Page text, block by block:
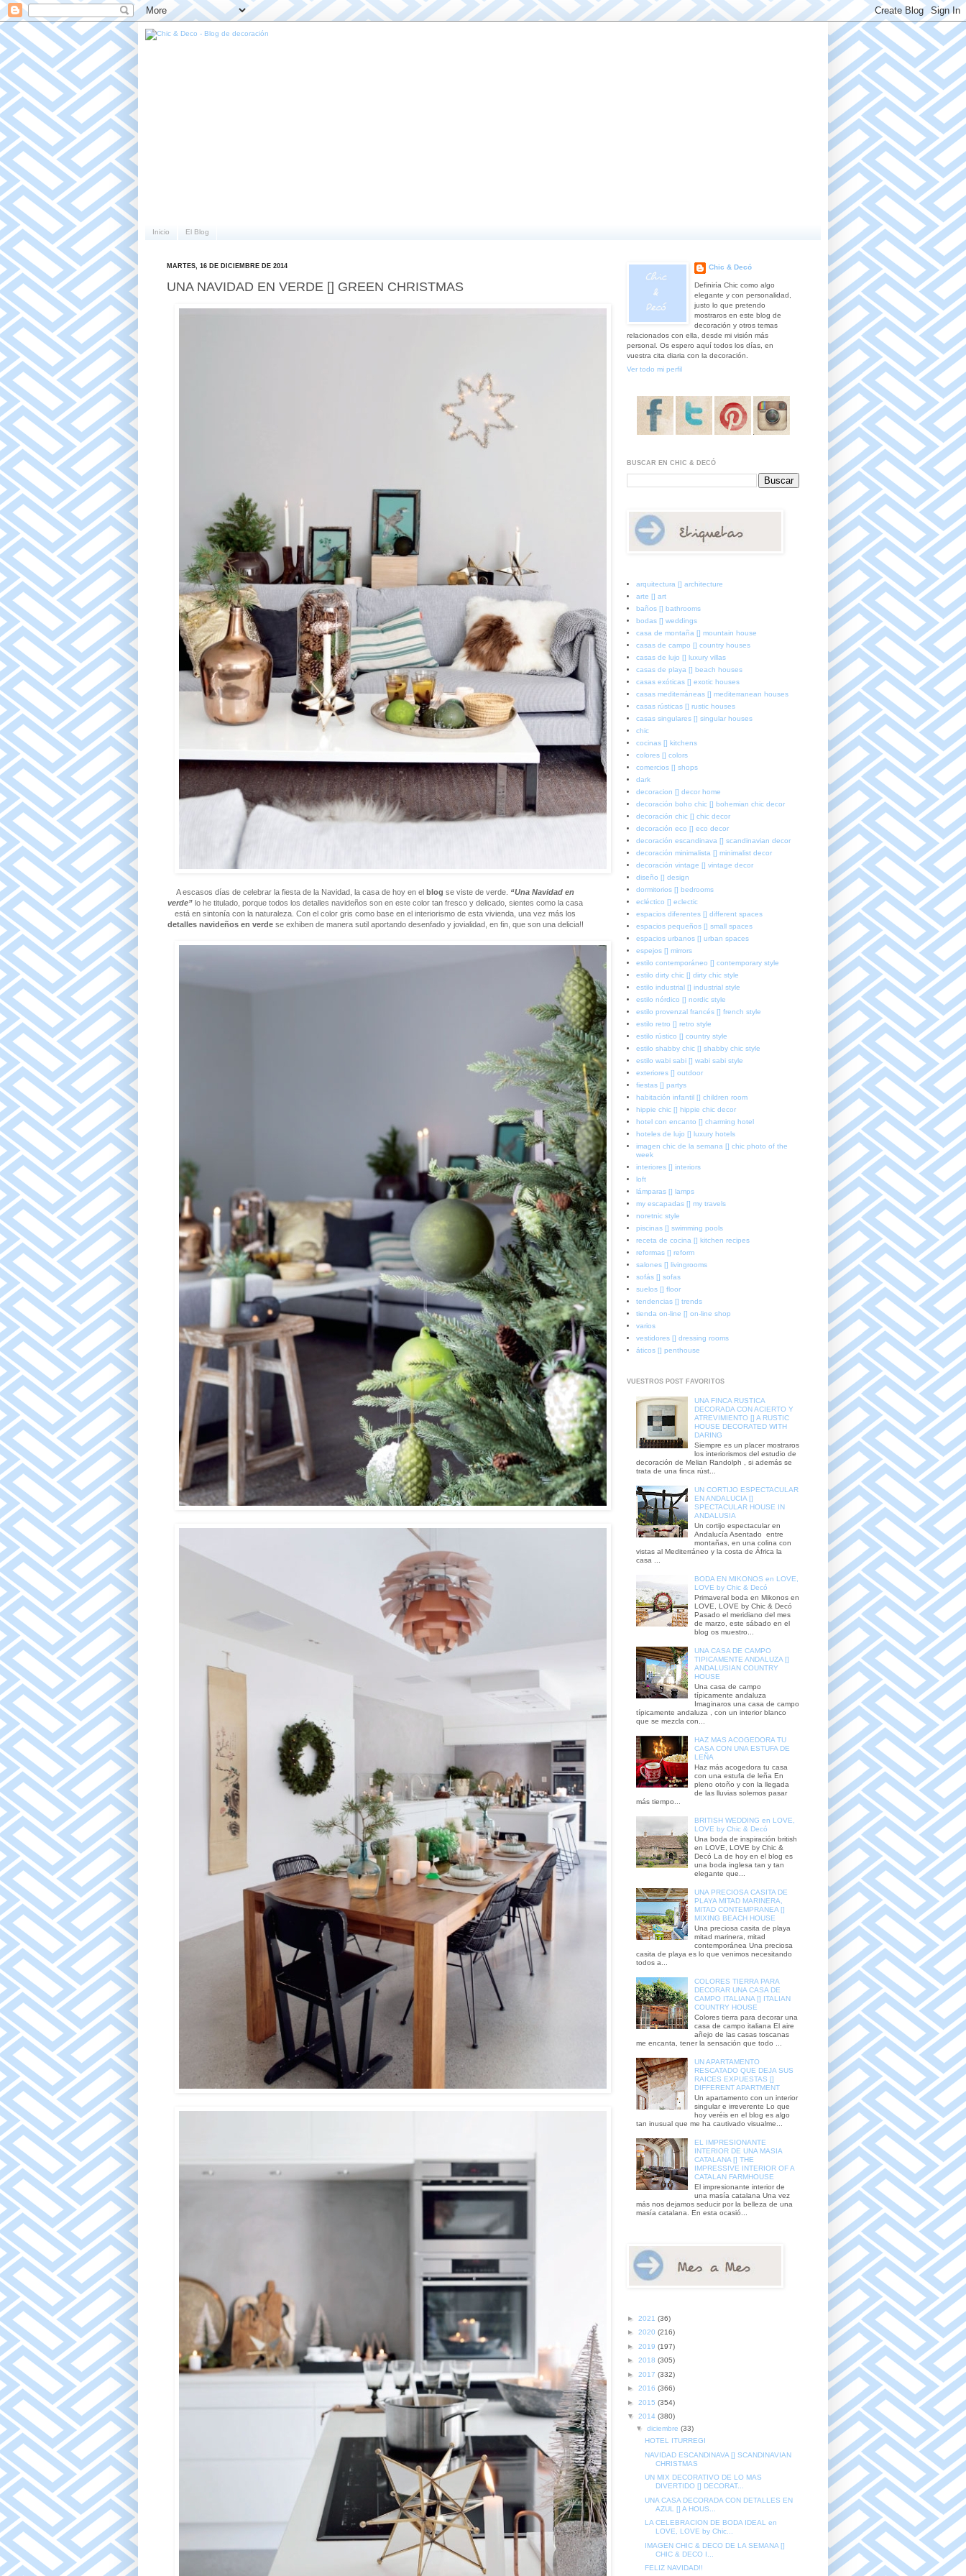
Inicio El Blog
MARTES, 16 DE DICIEMBRE DE 2014
UNA NAVIDAD EN VERDE [] GREEN CHRISTMAS
A escasos días de celebrar la fiesta de la Navidad, la casa de hoy en el blog se viste de verde. “Una Navidad en
verde” lo he titulado, porque todos los detalles navideños son en este color tan fresco y delicado, sientes como la casa
está en sintonía con la naturaleza. Con el color gris como base en el interiorismo de esta vivienda, una vez más los
detalles navideños en verdese exhiben de manera sutil aportando desenfado y jovialidad, en fin, que son una delicia!!
Chic & Decó
Definiría Chic como algo
elegante y con personalidad,
justo lo que pretendo
mostraros en este blog de
decoración y otros temas
relacionados con ella, desde mi visión más
personal. Os espero aquí todos los días, en
vuestra cita diaria con la decoración.
Ver todo mi perfil
BUSCAR EN CHIC & DECÓ
arquitectura [] architecture
arte [] art
baños [] bathrooms
bodas [] weddings
casa de montaña [] mountain house
casas de campo [] country houses
casas de lujo [] luxury villas
casas de playa [] beach houses
casas exóticas [] exotic houses
casas mediterráneas [] mediterranean houses
casas rústicas [] rustic houses
casas singulares [] singular houses
chic
cocinas [] kitchens
colores [] colors
comercios [] shops
dark
decoracion [] decor home
decoración boho chic [] bohemian chic decor
decoración chic [] chic decor
decoración eco [] eco decor
decoración escandinava [] scandinavian decor
decoración minimalista [] minimalist decor
decoración vintage [] vintage decor
diseño [] design
dormitorios [] bedrooms
ecléctico [] eclectic
espacios diferentes [] different spaces
espacios pequeños [] small spaces
espacios urbanos [] urban spaces
espejos [] mirrors
estilo contemporáneo [] contemporary style
estilo dirty chic [] dirty chic style
estilo industrial [] industrial style
estilo nórdico [] nordic style
estilo provenzal francés [] french style
estilo retro [] retro style
estilo rústico [] country style
estilo shabby chic [] shabby chic style
estilo wabi sabi [] wabi sabi style
exteriores [] outdoor
fiestas [] partys
habitación infantil [] children room
hippie chic [] hippie chic decor
hotel con encanto [] charming hotel
hoteles de lujo [] luxury hotels
imagen chic de la semana [] chic photo of the
week
interiores [] interiors
loft
lámparas [] lamps
my escapadas [] my travels
noretnic style
piscinas [] swimming pools
receta de cocina [] kitchen recipes
reformas [] reform
salones [] livingrooms
sofás [] sofas
suelos [] floor
tendencias [] trends
tienda on-line [] on-line shop
varios
vestidores [] dressing rooms
áticos [] penthouse
VUESTROS POST FAVORITOS
UNA FINCA RUSTICA
DECORADA CON ACIERTO Y
ATREVIMIENTO [] A RUSTIC
HOUSE DECORATED WITH
DARING
Siempre es un placer mostraros
los interiorismos del estudio de
decoración de Melian Randolph , si además se
trata de una finca rúst...
UN CORTIJO ESPECTACULAR
EN ANDALUCIA []
SPECTACULAR HOUSE IN
ANDALUSIA
Un cortijo espectacular en
Andalucía Asentado entre
montañas, en una colina con
vistas al Mediterráneo y la costa de África la
casa ...
BODA EN MIKONOS en LOVE,
LOVE by Chic & Decó
Primaveral boda en Mikonos en
LOVE, LOVE by Chic & Decó
Pasado el meridiano del mes
de marzo, este sábado en el
blog os muestro...
UNA CASA DE CAMPO
TIPICAMENTE ANDALUZA []
ANDALUSIAN COUNTRY
HOUSE
Una casa de campo
típicamente andaluza
Imaginaros una casa de campo
típicamente andaluza , con un interior blanco
que se mezcla con...
HAZ MAS ACOGEDORA TU
CASA CON UNA ESTUFA DE
LEÑA
Haz más acogedora tu casa
con una estufa de leña En
pleno otoño y con la llegada
de las lluvias solemos pasar
más tiempo...
BRITISH WEDDING en LOVE,
LOVE by Chic & Decó
Una boda de inspiración british
en LOVE, LOVE by Chic &
Decó La de hoy en el blog es
una boda inglesa tan y tan
elegante que...
UNA PRECIOSA CASITA DE
PLAYA MITAD MARINERA,
MITAD CONTEMPRANEA []
MIXING BEACH HOUSE
Una preciosa casita de playa
mitad marinera, mitad
contemporánea Una preciosa
casita de playa es lo que venimos necesitando
todos a...
COLORES TIERRA PARA
DECORAR UNA CASA DE
CAMPO ITALIANA [] ITALIAN
COUNTRY HOUSE
Colores tierra para decorar una
casa de campo italiana El aire
añejo de las casas toscanas
me encanta, tener la sensación que todo ...
UN APARTAMENTO
RESCATADO QUE DEJA SUS
RAICES EXPUESTAS []
DIFFERENT APARTMENT
Un apartamento con un interior
singular e irreverente Lo que
hoy veréis en el blog es algo
tan inusual que me ha cautivado visualme...
EL IMPRESIONANTE
INTERIOR DE UNA MASIA
CATALANA [] THE
IMPRESSIVE INTERIOR OF A
CATALAN FARMHOUSE
El impresionante interior de
una masía catalana Una vez
más nos dejamos seducir por la belleza de una
masía catalana. En esta ocasió...
► 2021 (36)
► 2020 (216)
► 2019 (197)
► 2018 (305)
► 2017 (332)
► 2016 (366)
► 2015 (354)
▼ 2014 (380)
▼ diciembre (33)
HOTEL ITURREGI
NAVIDAD ESCANDINAVA [] SCANDINAVIAN
CHRISTMAS
UN MIX DECORATIVO DE LO MAS
DIVERTIDO [] DECORAT...
UNA CASA DECORADA CON DETALLES EN
AZUL [] A HOUS...
LA CELEBRACION DE BODA IDEAL en
LOVE, LOVE by Chic...
IMAGEN CHIC & DECO DE LA SEMANA []
CHIC & DECO I...
FELIZ NAVIDAD!!